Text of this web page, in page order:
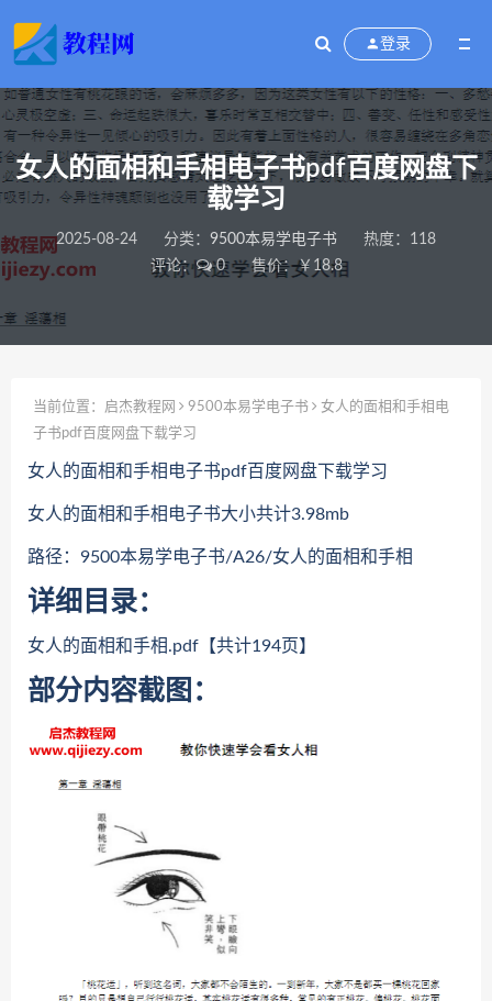
登录
女人的面相和手相电子书pdf百度网盘下
载学习
2025-08-24 分类： 9500本易学电子书
热度：118
评论：
0 售价：￥18.8
当前位置： 启杰教程网 9500本易学电子书
女人的面相和手相电
子书pdf百度网盘下载学习
女人的面相和手相电子书pdf百度网盘下载学习
女人的面相和手相电子书大小共计3.98mb
路径：9500本易学电子书/A26/女人的面相和手相
详细目录：
女人的面相和手相.pdf【共计194页】
部分内容截图：